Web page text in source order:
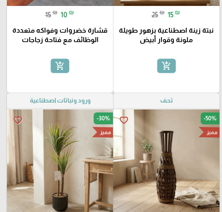
25 ₪ 15 ₪
نبتة زينة اصطناعية بزهور طويلة
ملونة وقوار أبيض
add_shopping_cart
15 ₪ 10 ₪
قشارة خضروات وفواكه متعددة
الوظائف مع فتاحة زجاجات
add_shopping_cart
تحف
favorite_border -50%
مميز
ورود ونباتات اصطناعية
favorite_border -30%
مميز